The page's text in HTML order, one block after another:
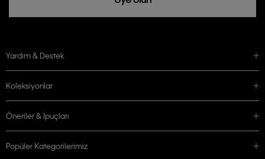
Yardım & Destek
Koleksiyonlar
Öneriler & İpuçları
Popüler Kategorilerimiz